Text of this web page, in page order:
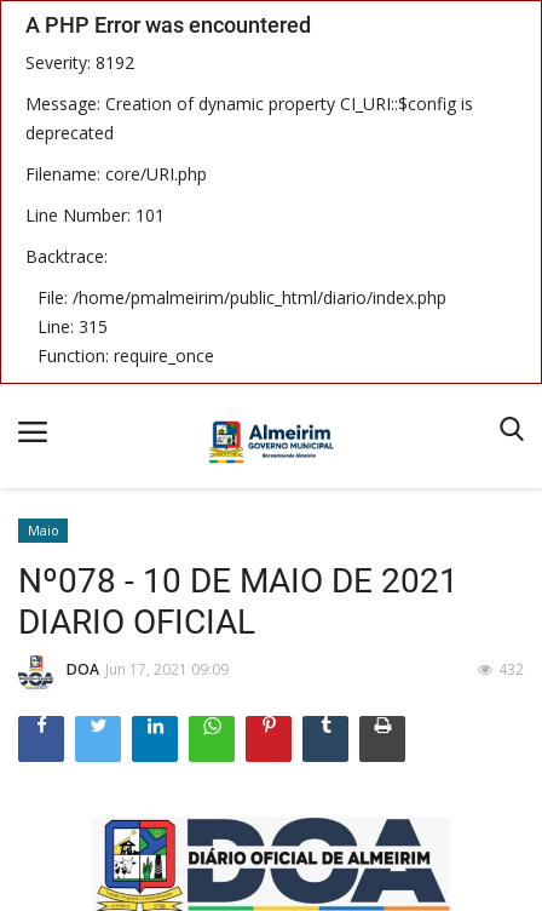
A PHP Error was encountered
Severity: 8192
Message: Creation of dynamic property CI_URI::$config is
deprecated
Filename: core/URI.php
Line Number: 101
Backtrace:
File: /home/pmalmeirim/public_html/diario/index.php
Line: 315
Function: require_once
Início
Termos & Condições
Publicações
Imprensa Oficial
Notícias
Equipe
Maio
Nº078 - 10 DE MAIO DE 2021
DIARIO OFICIAL
DOA Jun 17, 2021 09:09 432